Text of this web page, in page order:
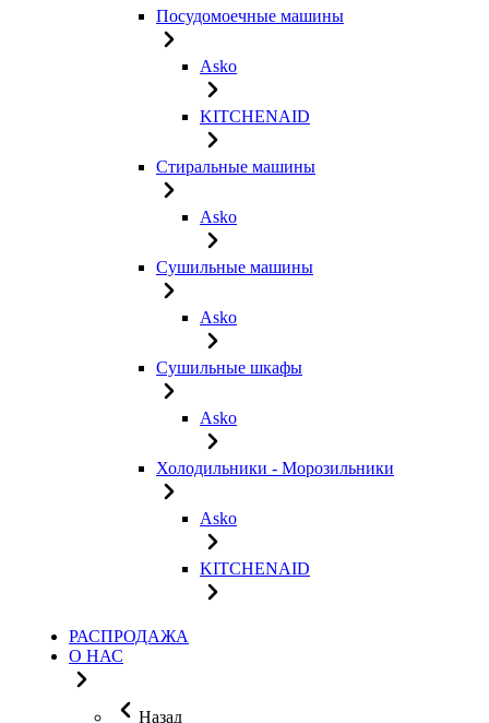
Посудомоечные машины
Asko
KITCHENAID
Стиральные машины
Asko
Сушильные машины
Asko
Сушильные шкафы
Asko
Холодильники - Морозильники
Asko
KITCHENAID
РАСПРОДАЖА
О НАС
Назад